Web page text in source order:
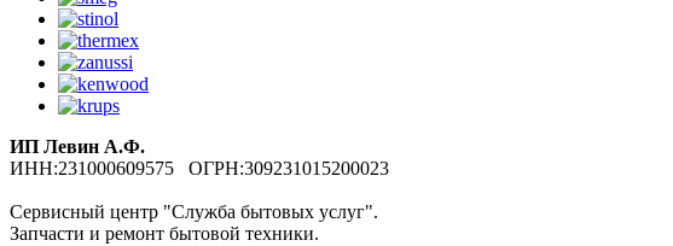
ИП Левин А.Ф.
ИНН:231000609575 ОГРН:309231015200023
Сервисный центр "Служба бытовых услуг".
Запчасти и ремонт бытовой техники.